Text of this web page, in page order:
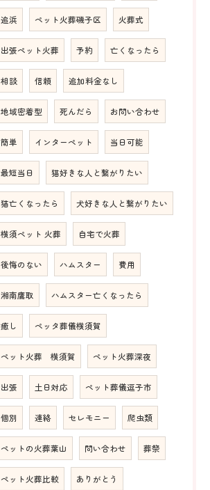
追浜 ペット火葬磯子区 火葬式
出張ペット火葬 予約 亡くなったら
相談 信頼 追加料金なし
地域密着型 死んだら お問い合わせ
簡単 インターペット 当日可能
最短当日 猫好きな人と繋がりたい
猫亡くなったら 犬好きな人と繋がりたい
横須ペット 火葬 自宅で火葬
後悔のない ハムスター 費用
湘南鷹取 ハムスター亡くなったら
癒し ペッタ葬儀横須賀
ペット火葬 横須賀 ペット火葬深夜
出張 土日対応 ペット葬儀逗子市
個別 連絡 セレモニー 爬虫類
ペットの火葬葉山 問い合わせ 葬祭
ペット火葬比較 ありがとう